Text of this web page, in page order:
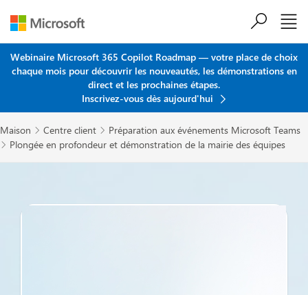
Webinaire Microsoft 365 Copilot Roadmap — votre place de choix
chaque mois pour découvrir les nouveautés, les démonstrations en
direct et les prochaines étapes.
Inscrivez-vous dès aujourd'hui
Maison  Centre client  Préparation aux événements Microsoft Teams
 Plongée en profondeur et démonstration de la mairie des équipes